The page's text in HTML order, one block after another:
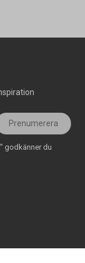
Prenumerera
godkänner du